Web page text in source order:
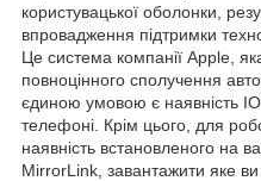
користувацької оболонки,
впровадження підтримки
Це система компанії Apple,
повноцінного сполучення
єдиною умовою є наявність
телефоні. Крім цього, для
наявність встановленого на
MirrorLink, завантажити яке